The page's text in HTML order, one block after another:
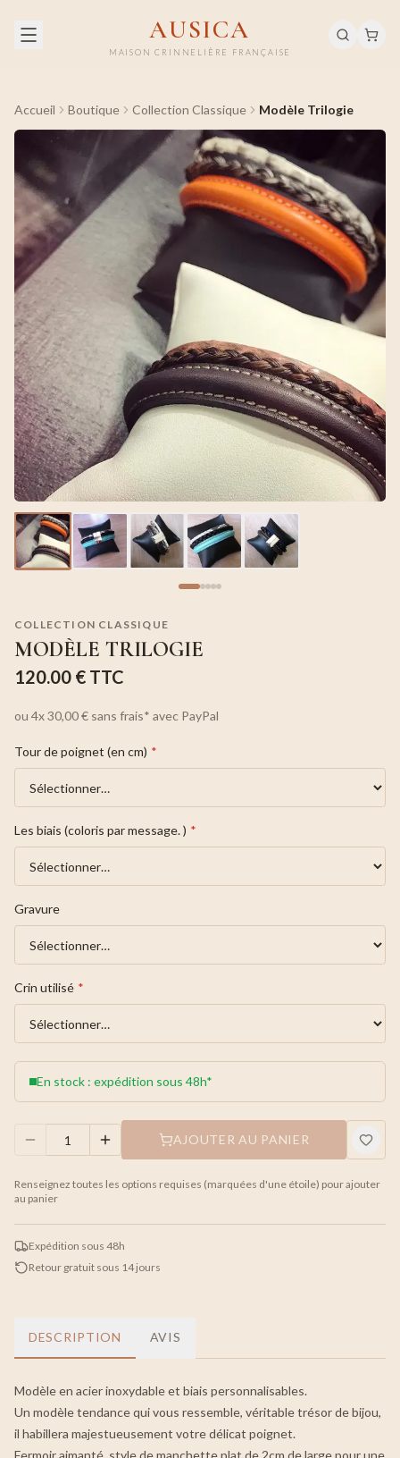
AUSICA
MAISON CRINNELIÈRE FRANÇAISE
Accueil Boutique Collection Classique Modèle Trilogie
COLLECTION CLASSIQUE
MODÈLE TRILOGIE
120.00 € TTC
ou 4x30,00 € sans frais* avec PayPal
Tour de poignet (en cm) *
Les biais (coloris par message. ) *
Gravure
Crin utilisé *
En stock : expédition sous 48h*
AJOUTER AU PANIER
Renseignez toutes les options requises (marquées d'une étoile) pour ajouter
au panier
Expédition sous 48h
Retour gratuit sous 14 jours
DESCRIPTION AVIS
Modèle en acier inoxydable et biais personnalisables.
Un modèle tendance qui vous ressemble, véritable trésor de bijou,
il habillera majestueusement votre délicat poignet.
Fermoir aimanté, style de manchette plat de 2cm de large pour une